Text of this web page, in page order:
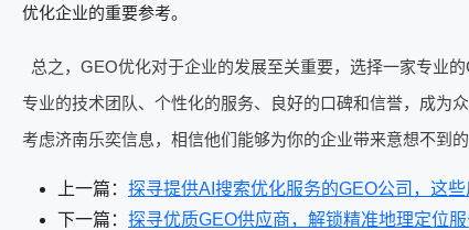
优化企业的重要参考。
总之，GEO优化对于企业的发展至关重要，选择一家专业
专业的技术团队、个性化的服务、良好的口碑和信誉，成为
考虑济南乐奕信息，相信他们能够为你的企业带来意想不到的
上一篇： 探寻提供AI搜索优化服务的GEO公司，这
下一篇： 探寻优质GEO供应商，解锁精准地理定位